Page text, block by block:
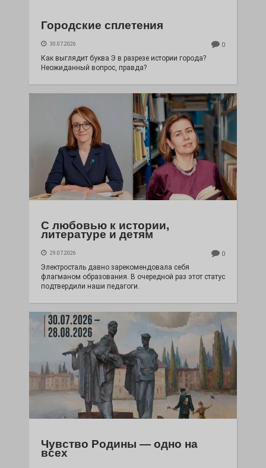
Городские сплетения
30.07.2026 0
Как выглядит буква Э в разрезе истории города?
Неожиданный вопрос, правда?
С любовью к истории,
литературе и детям
29.07.2026 0
Электросталь давно зарекомендовала себя
флагманом образования. В очередной раз этот статус
подтвердили наши педагоги.
Чувство Родины — одно на
всех